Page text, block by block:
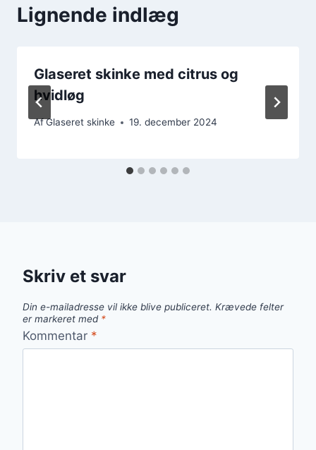
Lignende indlæg
Glaseret skinke med citrus og
hvidløg
AfGlaseret skinke 19. december 2024
Skriv et svar
Din e-mailadresse vil ikke blive publiceret. Krævede felter
er markeret med *
Kommentar *